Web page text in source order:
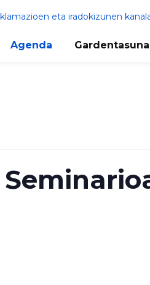
eta iradokizunen
Agenda Gardentasuna